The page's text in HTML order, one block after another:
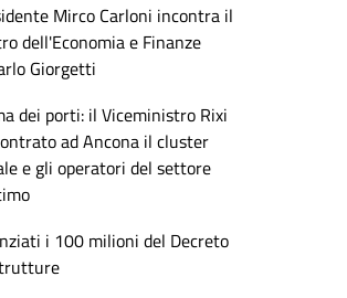
Mirco Carloni incontra il
dell'Economia e Finanze
Giorgetti
dei porti: il Viceministro Rixi
ad Ancona il cluster
e gli operatori del settore
i 100 milioni del Decreto